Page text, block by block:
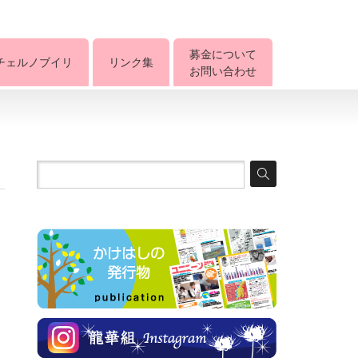
ェルノブイリ リンク集
募金について
お問い合わせ